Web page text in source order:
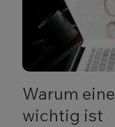
Warum
wichtig ist